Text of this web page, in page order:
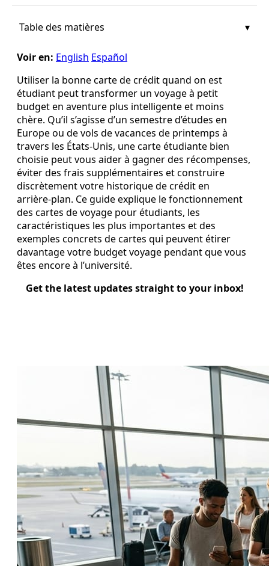
Table des matières
Voir en: English Español
Utiliser la bonne carte de crédit quand on est
étudiant peut transformer un voyage à petit
budget en aventure plus intelligente et moins
chère. Qu’il s’agisse d’un semestre d’études en
Europe ou de vols de vacances de printemps à
travers les États‑Unis, une carte étudiante bien
choisie peut vous aider à gagner des récompenses,
éviter des frais supplémentaires et construire
discrètement votre historique de crédit en
arrière‑plan. Ce guide explique le fonctionnement
des cartes de voyage pour étudiants, les
caractéristiques les plus importantes et des
exemples concrets de cartes qui peuvent étirer
davantage votre budget voyage pendant que vous
êtes encore à l’université.
Get the latest updates straight to your inbox!